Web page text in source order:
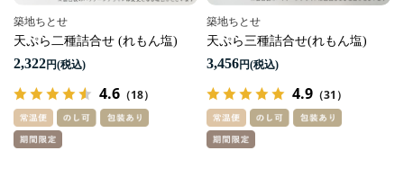
築地ちとせ
天ぷら二種詰合せ (れもん塩)
2,322円
4.6 （18）
築地ちとせ
天ぷら三種詰合せ(れもん塩)
3,456円
4.9 （31）